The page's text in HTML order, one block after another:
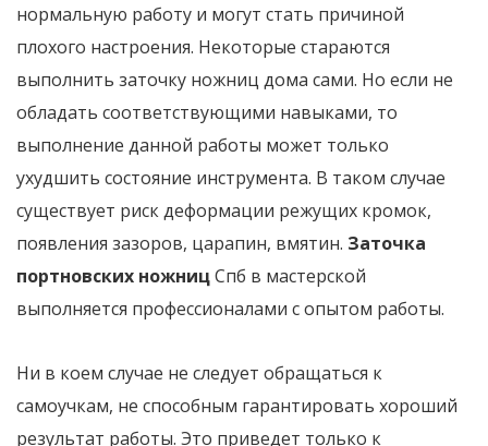
нормальную работу и могут стать причиной
плохого настроения. Некоторые стараются
выполнить заточку ножниц дома сами. Но если не
обладать соответствующими навыками, то
выполнение данной работы может только
ухудшить состояние инструмента. В таком случае
существует риск деформации режущих кромок,
появления зазоров, царапин, вмятин. Заточка
портновских ножницСпб в мастерской
выполняется профессионалами с опытом работы.
Ни в коем случае не следует обращаться к
самоучкам, не способным гарантировать хороший
результат работы. Это приведет только к